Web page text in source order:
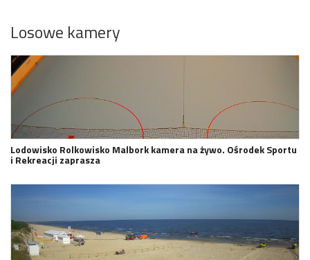
Losowe kamery
Lodowisko Rolkowisko Malbork kamera na żywo. Ośrodek Sportu
i Rekreacji zaprasza